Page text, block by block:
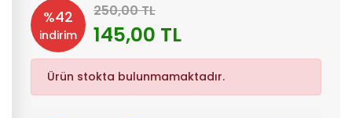
%42
indirim
250,00 TL
145,00 TL
Ürün stokta bulunmamaktadır.